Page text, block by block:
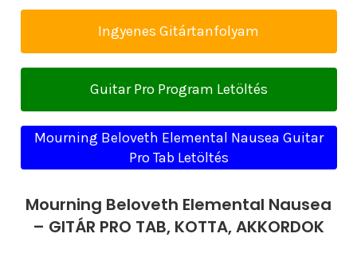
Ingyenes Gitártanfolyam
Guitar Pro Program Letöltés
Mourning Beloveth Elemental Nausea Guitar
Pro Tab Letöltés
Mourning Beloveth Elemental Nausea
– GITÁR PRO TAB, KOTTA, AKKORDOK